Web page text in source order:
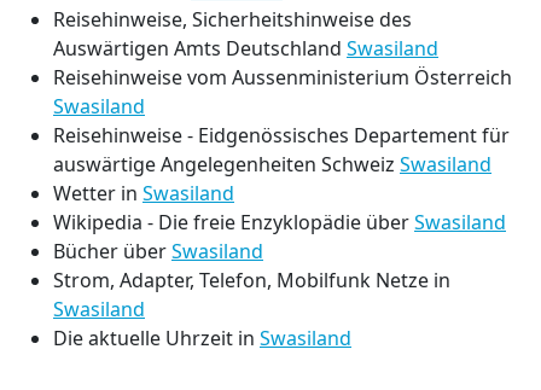
Reisehinweise, Sicherheitshinweise des
Auswärtigen Amts Deutschland Swasiland
Reisehinweise vom Aussenministerium Österreich
Swasiland
Reisehinweise - Eidgenössisches Departement für
auswärtige Angelegenheiten Schweiz Swasiland
Wetter in Swasiland
Wikipedia - Die freie Enzyklopädie überSwasiland
Bücher überSwasiland
Strom, Adapter, Telefon, Mobilfunk Netze in
Swasiland
Die aktuelle Uhrzeit in Swasiland